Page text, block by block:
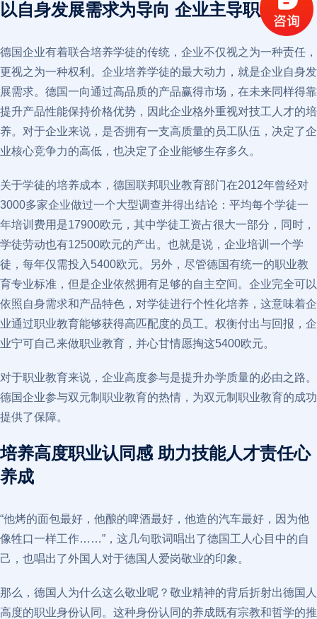
以自身发展需求为导向 企业主导职业教育
德国企业有着联合培养学徒的传统，企业不仅视之为一种责任，
更视之为一种权利。企业培养学徒的最大动力，就是企业自身发
展需求。德国一向通过高品质的产品赢得市场，在未来同样得靠
提升产品性能保持价格优势，因此企业格外重视对技工人才的培
养。对于企业来说，是否拥有一支高质量的员工队伍，决定了企
业核心竞争力的高低，也决定了企业能够生存多久。
关于学徒的培养成本，德国联邦职业教育部门在2012年曾经对
3000多家企业做过一个大型调查并得出结论：平均每个学徒一
年培训费用是17900欧元，其中学徒工资占很大一部分，同时，
学徒劳动也有12500欧元的产出。也就是说，企业培训一个学
徒，每年仅需投入5400欧元。另外，尽管德国有统一的职业教
育专业标准，但是企业依然拥有足够的自主空间。企业完全可以
依照自身需求和产品特色，对学徒进行个性化培养，这意味着企
业通过职业教育能够获得高匹配度的员工。权衡付出与回报，企
业宁可自己来做职业教育，并心甘情愿掏这5400欧元。
对于职业教育来说，企业高度参与是提升办学质量的必由之路。
德国企业参与双元制职业教育的热情，为双元制职业教育的成功
提供了保障。
培养高度职业认同感 助力技能人才责任心
养成
“他烤的面包最好，他酿的啤酒最好，他造的汽车最好，因为他
像牲口一样工作……”，这几句歌词唱出了德国工人心目中的自
己，也唱出了外国人对于德国人爱岗敬业的印象。
那么，德国人为什么这么敬业呢？敬业精神的背后折射出德国人
高度的职业身份认同。这种身份认同的养成既有宗教和哲学的推